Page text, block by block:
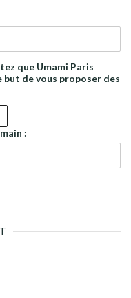
que Umami Paris
de vous proposer des
: